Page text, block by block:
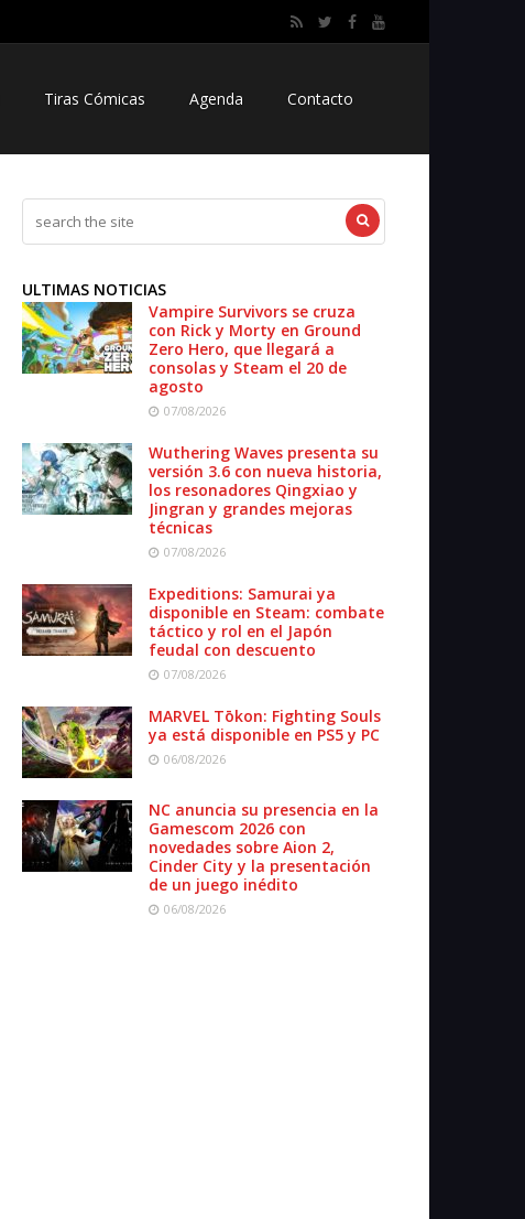
Tiras Cómicas Agenda Contacto
ULTIMAS NOTICIAS
Vampire Survivors se cruza
con Rick y Morty en Ground
Zero Hero, que llegará a
consolas y Steam el 20 de
agosto
07/08/2026
Wuthering Waves presenta su
versión 3.6 con nueva historia,
los resonadores Qingxiao y
Jingran y grandes mejoras
técnicas
07/08/2026
Expeditions: Samurai ya
disponible en Steam: combate
táctico y rol en el Japón
feudal con descuento
07/08/2026
MARVEL Tōkon: Fighting Souls
ya está disponible en PS5 y PC
06/08/2026
NC anuncia su presencia en la
Gamescom 2026 con
novedades sobre Aion 2,
Cinder City y la presentación
de un juego inédito
06/08/2026